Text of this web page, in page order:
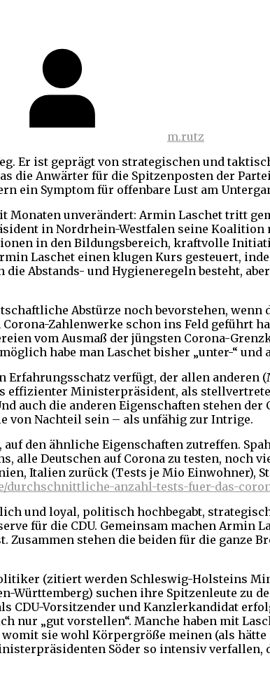
m.rutz
Er ist geprägt von strategischen und
die Anwärter für die Spitzenposten der
ein Symptom für offenbare Lust am
Monaten unverändert: Armin Laschet tritt
in Nordrhein-Westfalen seine
in den Bildungsbereich, kraftvolle
Laschet einen klugen Kurs gesteuert,
Abstands- und Hygieneregeln besteht,
Abstürze noch bevorstehen,
Zahlenwerke schon ins Feld geführt
vom Ausmaß der jüngsten Corona-
habe man Laschet bisher „unter-“ und
verfügt, der allen anderen
effizienter Ministerpräsident, als
auch die anderen Eigenschaften stehen der
von Nachteil sein – als unfähig zur Intrige.
auf den ähnliche Eigenschaften zutreffen.
alle Deutschen auf Corona zu testen, noch
Italien zurück (Tests je Mio Einwohner),
durchschnittliche-anzahl-tests-fuer-das-
und loyal, politisch hochbegabt,
für die CDU. Gemeinsam machen Armin
stehen die beiden für die ganze
(zitiert werden Schleswig-Holsteins
Württemberg) suchen ihre Spitzenleute zu
CDU-Vorsitzender und Kanzlerkandidat
„gut vorstellen“. Manche haben mit
sie wohl Körpergröße meinen (als
Söder so intensiv verfallen,